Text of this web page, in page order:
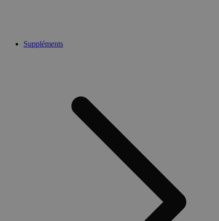
Suppléments